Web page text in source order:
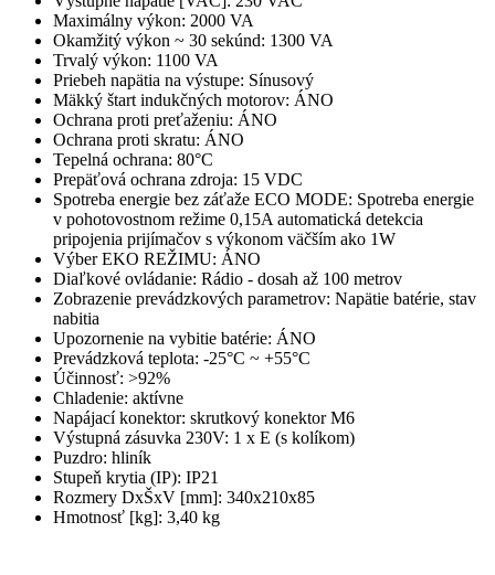
Maximálny výkon: 2000 VA
Okamžitý výkon ~ 30 sekúnd: 1300 VA
Trvalý výkon: 1100 VA
Priebeh napätia na výstupe: Sínusový
Mäkký štart indukčných motorov: ÁNO
Ochrana proti preťaženiu: ÁNO
Ochrana proti skratu: ÁNO
Tepelná ochrana: 80°C
Prepäťová ochrana zdroja: 15 VDC
Spotreba energie bez záťaže ECO MODE: Spotreba energie
v pohotovostnom režime 0,15A automatická detekcia
pripojenia prijímačov s výkonom väčším ako 1W
Výber EKO REŽIMU: ÁNO
Diaľkové ovládanie: Rádio - dosah až 100 metrov
Zobrazenie prevádzkových parametrov: Napätie batérie, stav
nabitia
Upozornenie na vybitie batérie: ÁNO
Prevádzková teplota: -25°C ~ +55°C
Účinnosť: >92%
Chladenie: aktívne
Napájací konektor: skrutkový konektor M6
Výstupná zásuvka 230V: 1 x E (s kolíkom)
Puzdro: hliník
Stupeň krytia (IP): IP21
Rozmery DxŠxV [mm]: 340x210x85
Hmotnosť [kg]: 3,40 kg